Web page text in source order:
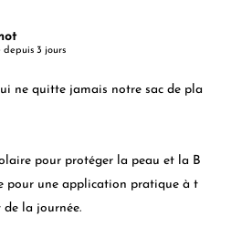
depuis 3 jours
ne quitte jamais notre sac de pla
pour protéger la peau et la B
pour une application pratique à t
la journée.